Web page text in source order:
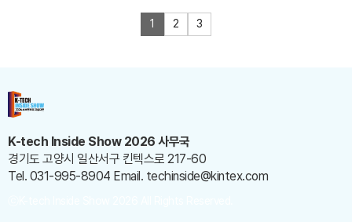
1 2 3
K-tech Inside Show 2026 사무국
경기도 고양시 일산서구 킨텍스로 217-60
Tel. 031-995-8904 Email. techinside@kintex.com